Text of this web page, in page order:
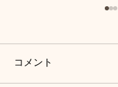
コメント